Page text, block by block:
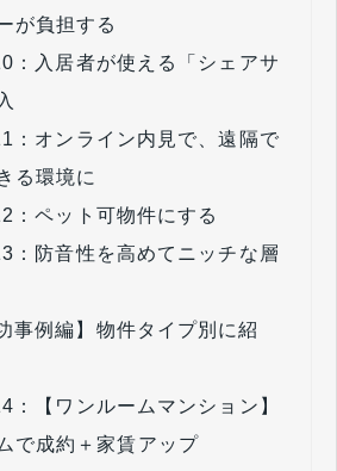
が負担する
：入居者が使える「シェアサ
：オンライン内見で、遠隔で
る環境に
：ペット可物件にする
：防音性を高めてニッチな層
事例編】物件タイプ別に紹
：【ワンルームマンション】
で成約＋家賃アップ